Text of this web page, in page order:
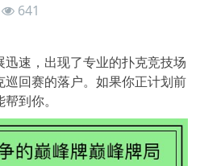
641
速，出现了专业的扑克竞技场
回赛的落户。如果你正计划前
到你。